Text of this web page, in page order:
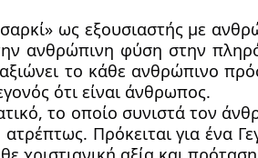
ως εξουσιαστής με
ανθρώπινη φύση στην
το κάθε ανθρώπινο
ότι είναι άνθρωπος.
το οποίο συνιστά τον
Πρόκειται για ένα